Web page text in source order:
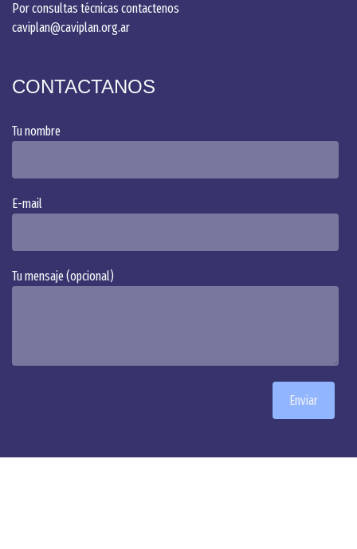
Por consultas técnicas contactenos
caviplan@caviplan.org.ar
CONTACTANOS
Tu nombre
E-mail
Tu mensaje (opcional)
Alternative: